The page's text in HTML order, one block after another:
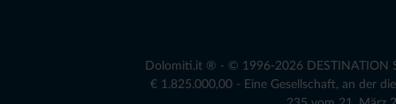
Dolomiti.it ® - © 1996-2026 DESTINATION
€ 1.825.000,00 - Eine Gesellschaft, an der